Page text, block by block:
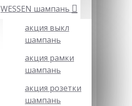
WESSEN шампань
акция выкл
шампань
акция рамки
шампань
акция розетки
шампань